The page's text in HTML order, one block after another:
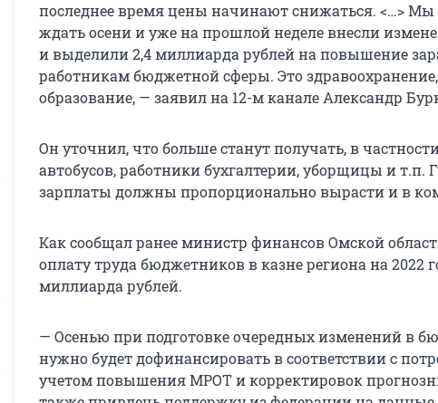
последнее время цены начинают снижаться. <…>
ждать осени и уже на прошлой неделе внесли
и выделили 2,4 миллиарда рублей на повышение
работникам бюджетной сферы. Это
образование, — заявил на 12-м канале Александр
Он уточнил, что больше станут получать, в
автобусов, работники бухгалтерии, уборщицы и т.п.
зарплаты должны пропорционально вырасти и в
Как сообщал ранее министр финансов Омской
оплату труда бюджетников в казне региона на 2022
миллиарда рублей.
— Осенью при подготовке очередных изменений в
нужно будет дофинансировать в соответствии с
учетом повышения МРОТ и корректировок